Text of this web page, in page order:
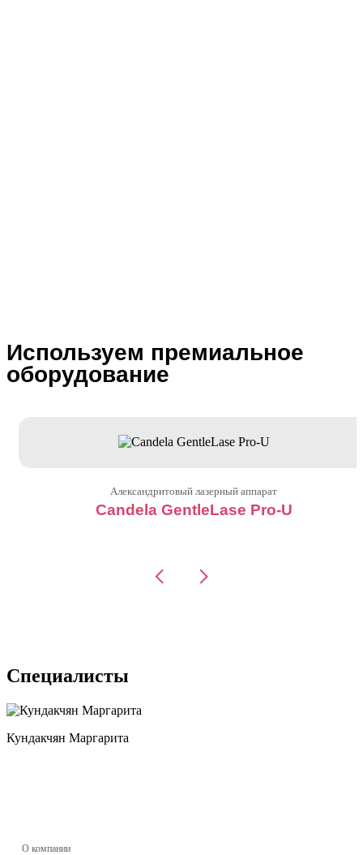
Используем премиальное
оборудование
Александритовый лазерный аппарат
Candela GentleLase Pro-U
Специалисты
Кундакчян Маргарита
О компании